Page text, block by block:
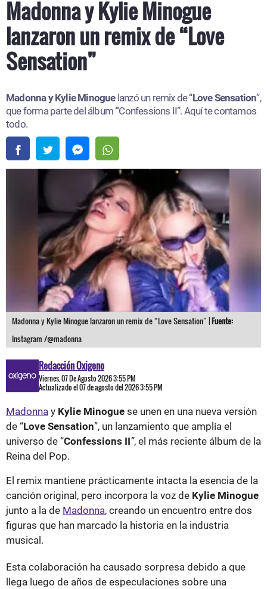
Madonna y Kylie Minogue
lanzaron un remix de “Love
Sensation”
Madonna y Kylie Minogue lanzó un remix de “Love Sensation”,
que forma parte del álbum “Confessions II”. Aquí te contamos
todo.
Madonna y Kylie Minogue lanzaron un remix de “Love Sensation” |Fuente:
Instagram /@madonna
Redacción Oxigeno
Viernes, 07 De Agosto 2026 3:55 PM
Actualizado el 07 de agosto del 2026 3:55 PM
Madonna y Kylie Minogue se unen en una nueva versión
de “Love Sensation”, un lanzamiento que amplía el
universo de “Confessions II”, el más reciente álbum de la
Reina del Pop.
El remix mantiene prácticamente intacta la esencia de la
canción original, pero incorpora la voz de Kylie Minogue
junto a la de Madonna, creando un encuentro entre dos
figuras que han marcado la historia en la industria
musical.
Esta colaboración ha causado sorpresa debido a que
llega luego de años de especulaciones sobre una